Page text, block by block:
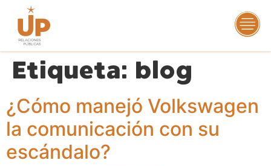
Etiqueta: blog
¿Cómo manejó Volkswagen
la comunicación con su
escándalo?